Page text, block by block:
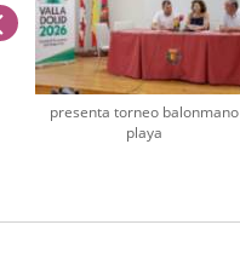
presenta torneo balonmano
playa
previus